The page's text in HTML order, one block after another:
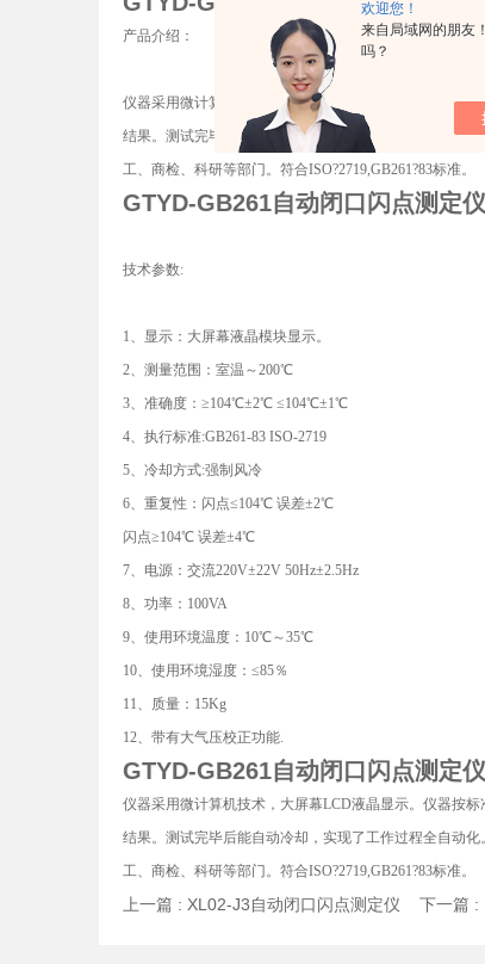
欢迎您！
来自局域网的朋友
吗？
产品介绍：
仪器采用微计算机技术，大屏幕LCD液晶显示。仪器按
结果。测试完毕后能自动冷却，实现了工作过程全自动
工、商检、科研等部门。符合ISO?2719,GB261?83标准。
GTYD-GB261自动闭口闪点测定仪
技术参数:
1、显示：大屏幕液晶模块显示。
2、测量范围：室温～200℃
3、准确度：≥104℃±2℃ ≤104℃±1℃
4、执行标准:GB261-83 ISO-2719
5、冷却方式:强制风冷
6、重复性：闪点≤104℃ 误差±2℃
闪点≥104℃ 误差±4℃
7、电源：交流220V±22V 50Hz±2.5Hz
8、功率：100VA
9、使用环境温度：10℃～35℃
10、使用环境湿度：≤85％
11、质量：15Kg
12、带有大气压校正功能.
GTYD-GB261自动闭口闪点测定仪
仪器采用微计算机技术，大屏幕LCD液晶显示。仪器按
结果。测试完毕后能自动冷却，实现了工作过程全自动
工、商检、科研等部门。符合ISO?2719,GB261?83标准。
上一篇 : XL02-J3自动闭口闪点测定仪 下一篇 :